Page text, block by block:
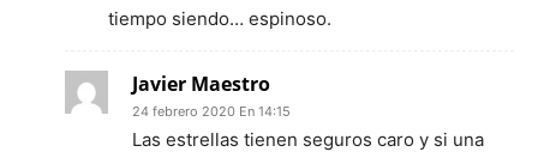
tiempo siendo… espinoso.
Javier Maestro
24 febrero 2020 En 14:15
Las estrellas tienen seguros caro y si una